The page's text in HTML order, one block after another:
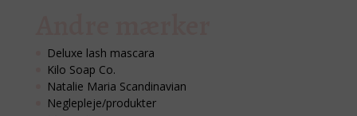
Deluxe lash mascara
Kilo Soap Co.
Natalie Maria Scandinavian
Neglepleje/produkter